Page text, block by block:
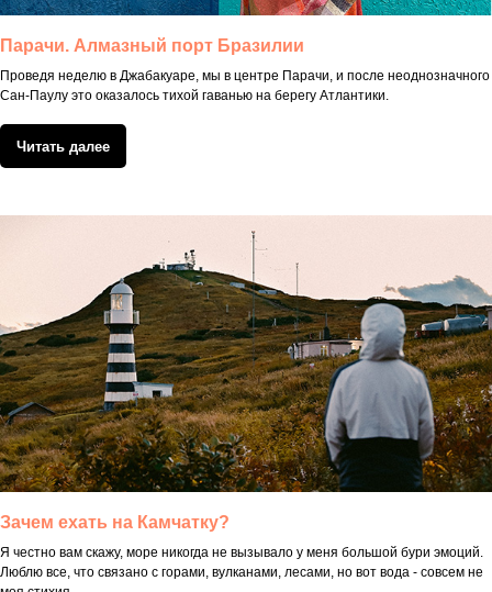
Парачи. Алмазный порт Бразилии
Проведя неделю в Джабакуаре, мы в центре Парачи, и после неоднозначного
Сан-Паулу это оказалось тихой гаванью на берегу Атлантики.
Читать далее
Зачем ехать на Камчатку?
Я честно вам скажу, море никогда не вызывало у меня большой бури эмоций.
Люблю все, что связано с горами, вулканами, лесами, но вот вода - совсем не